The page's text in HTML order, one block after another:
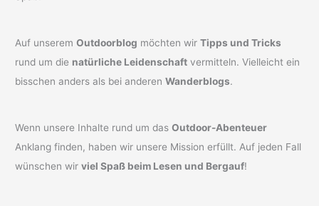
Auf unseremOutdoorblog möchten wirTipps und Tricks
rund um die natürliche Leidenschaft vermitteln. Vielleicht ein
bisschen anders als bei anderenWanderblogs.
Wenn unsere Inhalte rund um dasOutdoor-Abenteuer
Anklang finden, haben wir unsere Mission erfüllt. Auf jeden Fall
wünschen wirviel Spaß beim Lesen und Bergauf!